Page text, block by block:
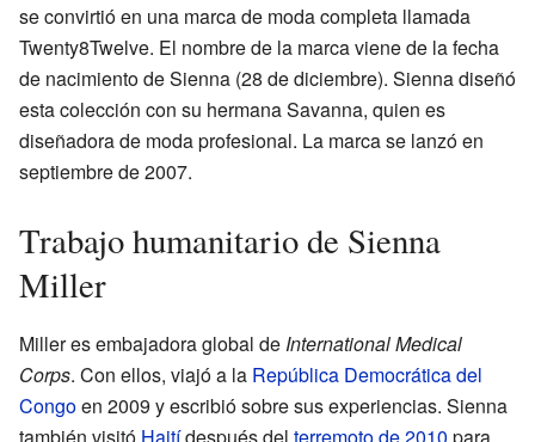
se convirtió en una marca de moda completa llamada
Twenty8Twelve. El nombre de la marca viene de la fecha
de nacimiento de Sienna (28 de diciembre). Sienna diseñó
esta colección con su hermana Savanna, quien es
diseñadora de moda profesional. La marca se lanzó en
septiembre de 2007.
Trabajo humanitario de Sienna
Miller
Miller es embajadora global de International Medical
Corps. Con ellos, viajó a la República Democrática del
Congoen 2009 y escribió sobre sus experiencias. Sienna